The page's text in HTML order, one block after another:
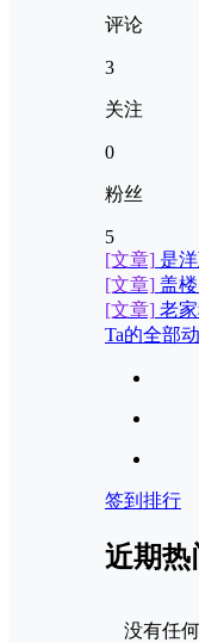
评论
3
关注
0
粉丝
5
[文章] 是
[文章] 盖
[文章] 老
Ta的全部
签到排行
近期热
没有任